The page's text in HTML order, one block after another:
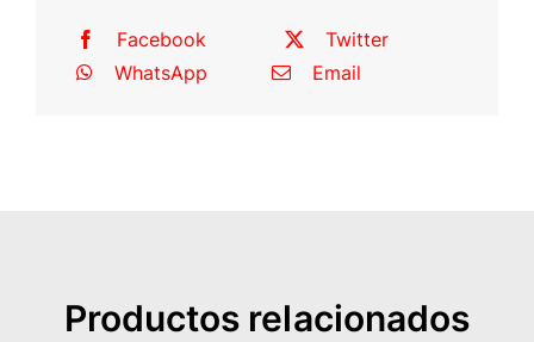
y
cerraduras
cantidad
Facebook
Twitter
WhatsApp
Email
Productos relacionados